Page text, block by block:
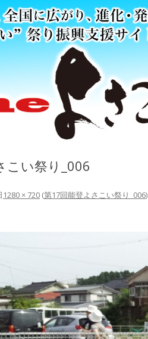
こい祭り_006
1280 × 720 (第17回能登よさこい祭り_006)